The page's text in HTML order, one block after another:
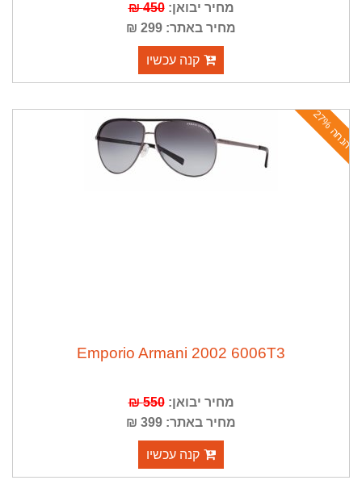
מחיר יבואן:450 ₪
מחיר באתר: 299 ₪
קנה עכשיו
ה
נ
ח
ה
2
7
%
Emporio Armani 2002 6006T3
מחיר יבואן:550 ₪
מחיר באתר: 399 ₪
קנה עכשיו